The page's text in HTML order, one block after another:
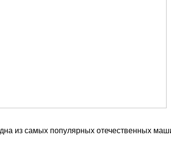
из самых популярных отечественных